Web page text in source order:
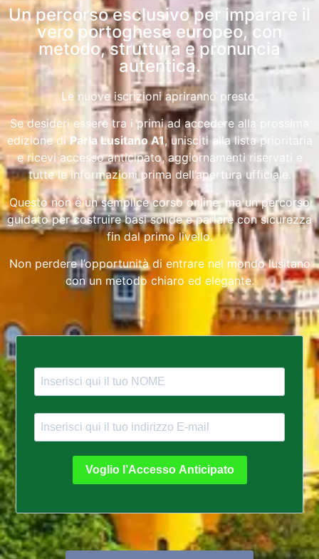
Un percorso esclusivo per imparare il
vero portoghese europeo, con
metodo, struttura e pronuncia
autentica.
Le nuove iscrizioni apriranno presto.
Se desideri essere tra i primi ad accedere alla prossima
edizione diParla Lusitano A1, unisciti alla lista prioritaria
e ricevi accesso anticipato, aggiornamenti riservati e
tutte le informazioni prima dell’apertura ufficiale.
Questo non è un semplice corso online, ma un percorso
guidato per costruire basi solide e parlare con sicurezza
fin dal primo livello.
Non perdere l’opportunità di entrare nel mondo lusitano
con un metodo chiaro ed elegante.
Voglio l’Accesso Anticipato